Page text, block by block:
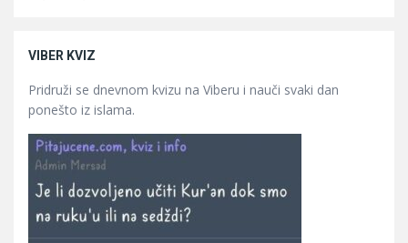
VIBER KVIZ
Pridruži se dnevnom kvizu na Viberu i nauči svaki dan
ponešto iz islama.